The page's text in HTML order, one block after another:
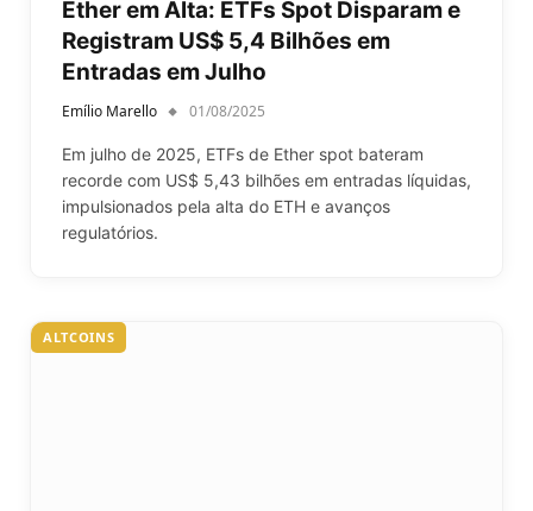
Ether em Alta: ETFs Spot Disparam e
Registram US$ 5,4 Bilhões em
Entradas em Julho
Emílio Marello 01/08/2025
Em julho de 2025, ETFs de Ether spot bateram
recorde com US$ 5,43 bilhões em entradas líquidas,
impulsionados pela alta do ETH e avanços
regulatórios.
ALTCOINS